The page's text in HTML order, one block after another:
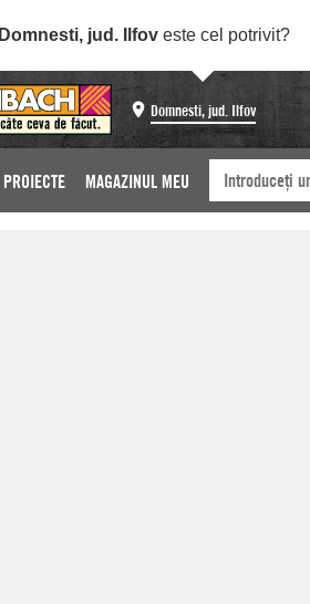
Domnesti, jud. Ilfov este cel potrivit?
Domnesti, jud. Ilfov
PROIECTE MAGAZINUL MEU